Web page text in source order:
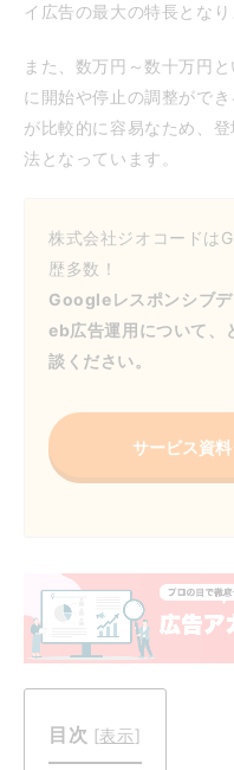
イ広告の最大の特長となり
また、数万円～数十万円
に開始や停止の調整がで
が比較的に容易なため、
法となっています。
株式会社ジオコードは
歴多数！
Googleレスポンシブ
eb広告運用について、
談ください。
サービス資
目次 [表示]